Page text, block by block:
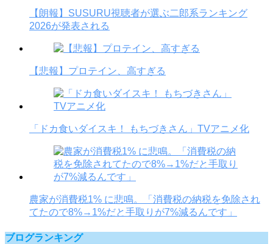
【朗報】SUSURU視聴者が選ぶ二郎系ランキング
2026が発表される
【悲報】プロテイン、高すぎる
「ドカ食いダイスキ！ もちづきさん」TVアニメ化
農家が消費税1% に悲鳴。「消費税の納税を免除され
てたので8%→1%だと手取りが7%減るんです」
ブログランキング